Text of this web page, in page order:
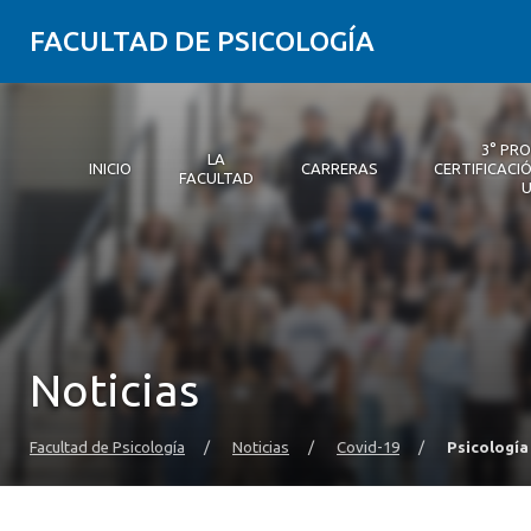
FACULTAD DE PSICOLOGÍA
INICIO
Inicio
LA
FACULTAD
La Facultad
CARRERAS
Carreras
3°
3° Proceso de Certificación | Psicología UDD
Postgrados y Educación Continua
Investigación
Vinculación con el medio
Alumni Psicología UDD
Servicio de Psicología Integral
Noticias
Facultad de Psicología / Noticias / Covid-19 /